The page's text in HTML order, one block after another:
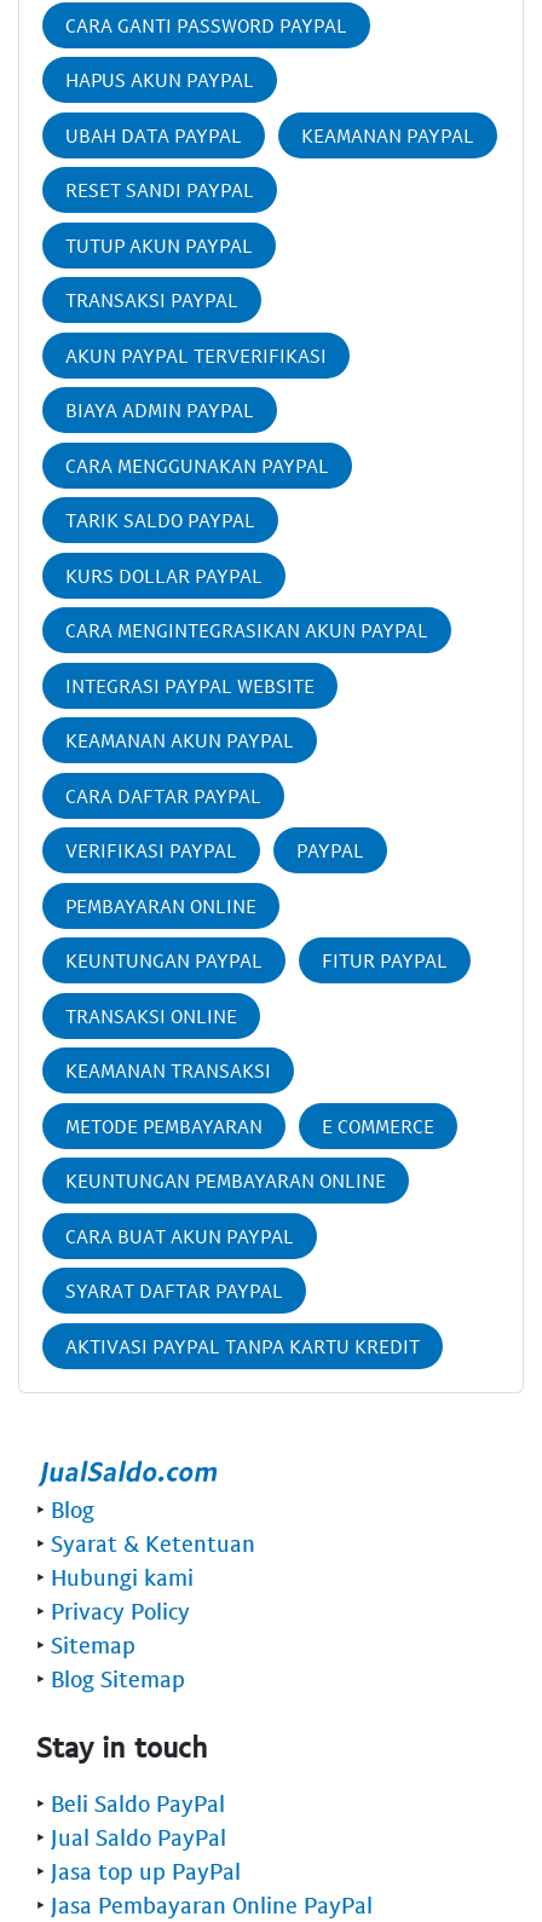
CARA GANTI PASSWORD PAYPAL
HAPUS AKUN PAYPAL
UBAH DATA PAYPAL KEAMANAN PAYPAL
RESET SANDI PAYPAL
TUTUP AKUN PAYPAL
TRANSAKSI PAYPAL
AKUN PAYPAL TERVERIFIKASI
BIAYA ADMIN PAYPAL
CARA MENGGUNAKAN PAYPAL
TARIK SALDO PAYPAL
KURS DOLLAR PAYPAL
CARA MENGINTEGRASIKAN AKUN PAYPAL
INTEGRASI PAYPAL WEBSITE
KEAMANAN AKUN PAYPAL
CARA DAFTAR PAYPAL
VERIFIKASI PAYPAL PAYPAL
PEMBAYARAN ONLINE
KEUNTUNGAN PAYPAL FITUR PAYPAL
TRANSAKSI ONLINE
KEAMANAN TRANSAKSI
METODE PEMBAYARAN E COMMERCE
KEUNTUNGAN PEMBAYARAN ONLINE
CARA BUAT AKUN PAYPAL
SYARAT DAFTAR PAYPAL
AKTIVASI PAYPAL TANPA KARTU KREDIT
‣ Blog
‣ Syarat & Ketentuan
‣ Hubungi kami
‣ Privacy Policy
‣ Sitemap
‣ Blog Sitemap
Stay in touch
‣ Beli Saldo PayPal
‣ Jual Saldo PayPal
‣ Jasa top up PayPal
‣ Jasa Pembayaran Online PayPal